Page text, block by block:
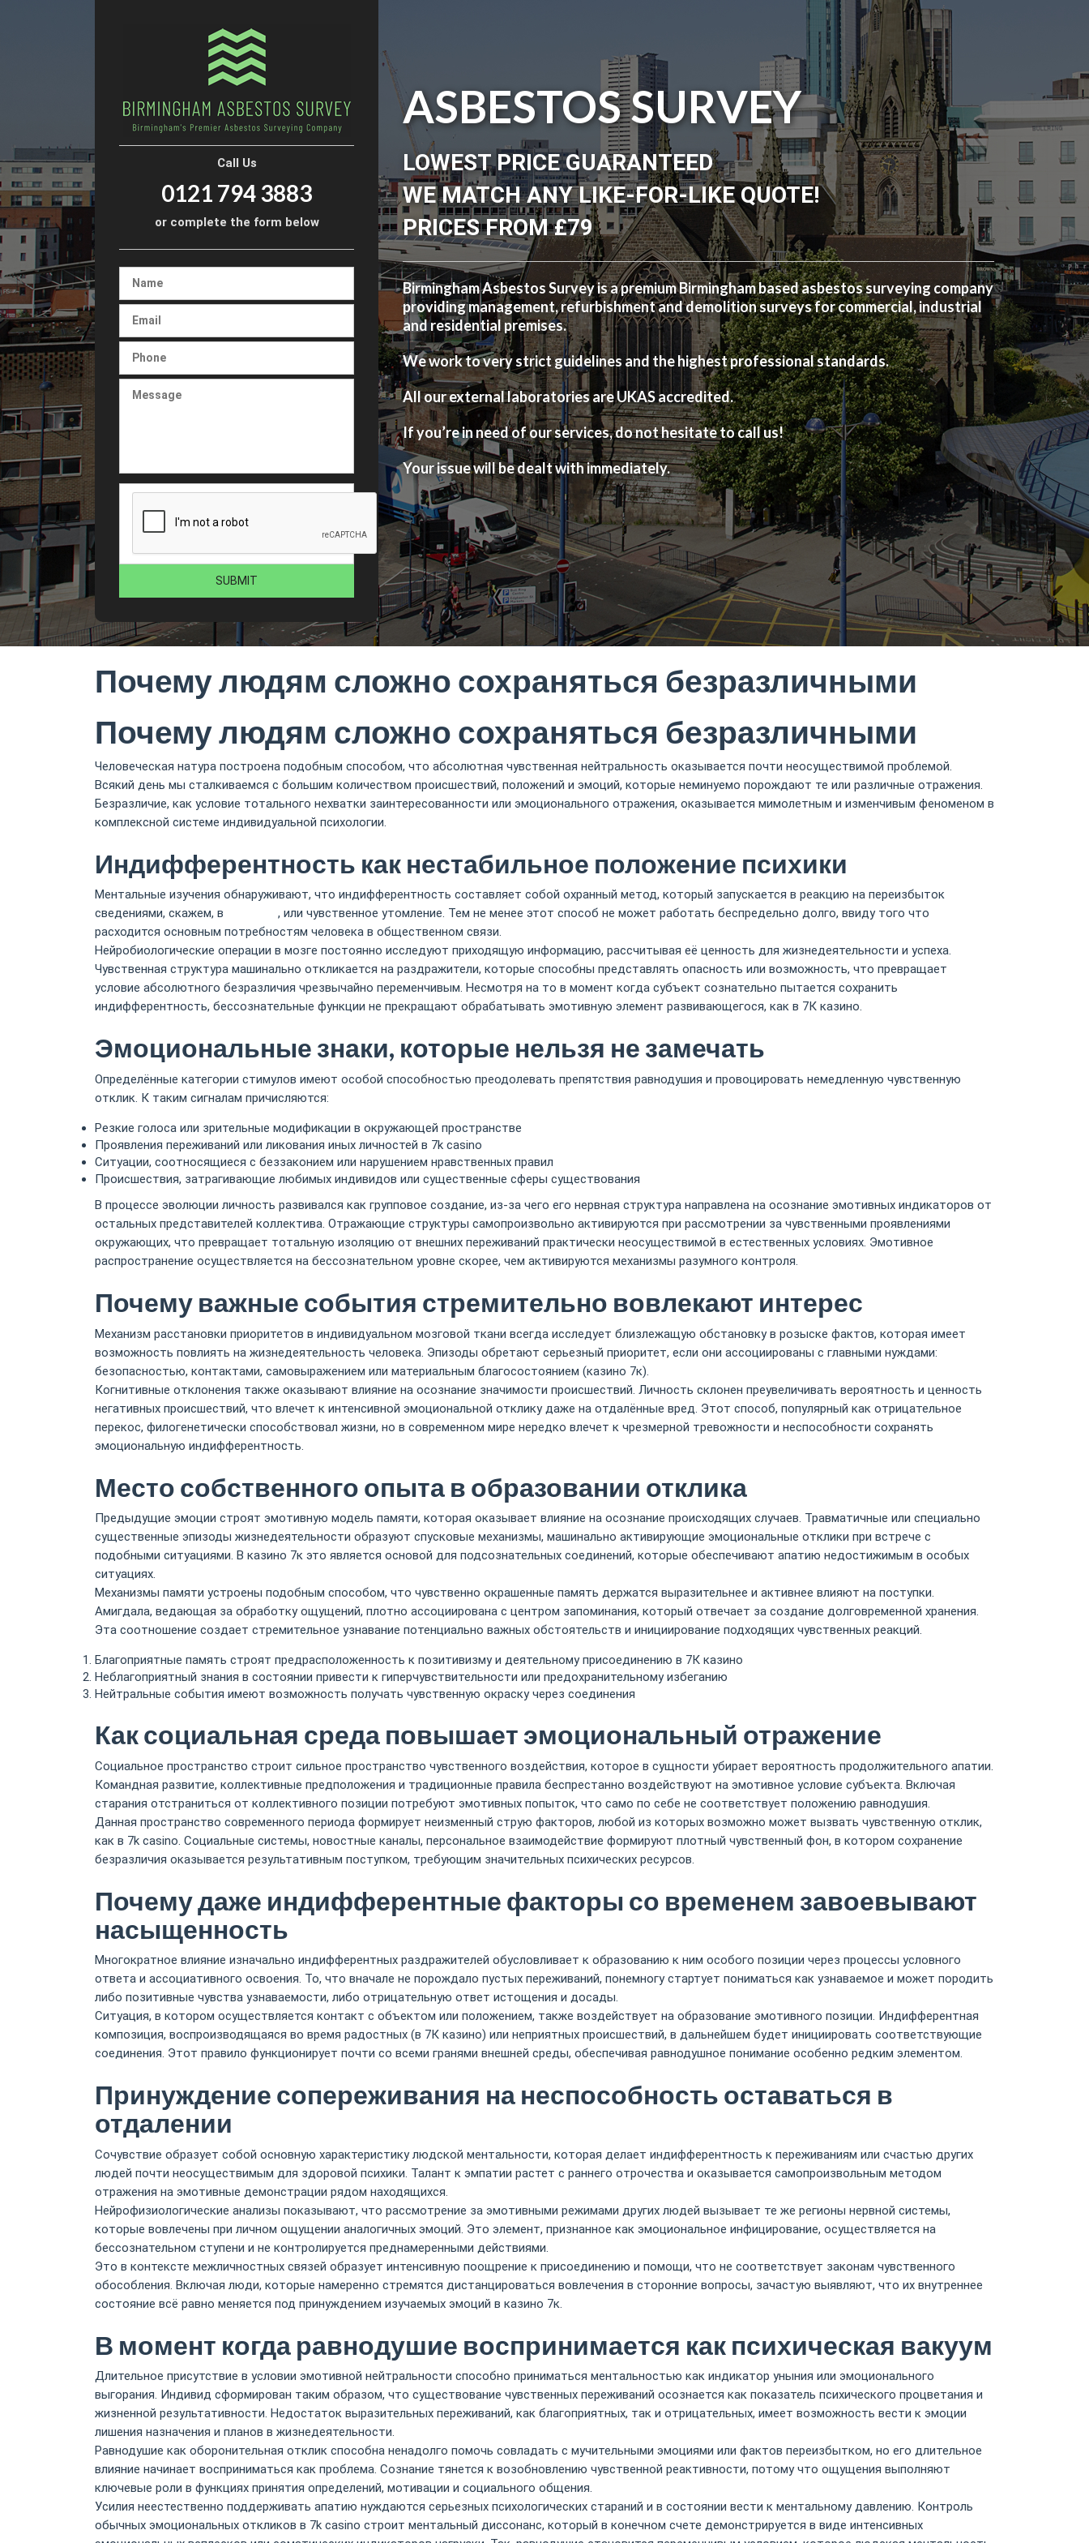
Call Us
0121 794 3883
or complete the form below
ASBESTOS SURVEY
LOWEST PRICE GUARANTEED
WE MATCH ANY LIKE-FOR-LIKE QUOTE!
PRICES FROM £79
Birmingham Asbestos Survey is a premium Birmingham based asbestos surveying company
providing management, refurbishment and demolition surveys for commercial, industrial
and residential premises.
We work to very strict guidelines and the highest professional standards.
All our external laboratories are UKAS accredited.
If you’re in need of our services, do not hesitate to call us!
Your issue will be dealt with immediately.
Почему людям сложно сохраняться безразличными
Почему людям сложно сохраняться безразличными
Человеческая натура построена подобным способом, что абсолютная чувственная нейтральность оказывается почти неосуществимой проблемой.
Всякий день мы сталкиваемся с большим количеством происшествий, положений и эмоций, которые неминуемо порождают те или различные отражения.
Безразличие, как условие тотального нехватки заинтересованности или эмоционального отражения, оказывается мимолетным и изменчивым феноменом в
комплексной системе индивидуальной психологии.
Индифферентность как нестабильное положение психики
Ментальные изучения обнаруживают, что индифферентность составляет собой охранный метод, который запускается в реакцию на переизбыток
сведениями, скажем, в
, или чувственное утомление. Тем не менее этот способ не может работать беспредельно долго, ввиду того что
расходится основным потребностям человека в общественном связи.
Нейробиологические операции в мозге постоянно исследуют приходящую информацию, рассчитывая её ценность для жизнедеятельности и успеха.
Чувственная структура машинально откликается на раздражители, которые способны представлять опасность или возможность, что превращает
условие абсолютного безразличия чрезвычайно переменчивым. Несмотря на то в момент когда субъект сознательно пытается сохранить
индифферентность, бессознательные функции не прекращают обрабатывать эмотивную элемент развивающегося, как в 7К казино.
Эмоциональные знаки, которые нельзя не замечать
Определённые категории стимулов имеют особой способностью преодолевать препятствия равнодушия и провоцировать немедленную чувственную
отклик. К таким сигналам причисляются:
Резкие голоса или зрительные модификации в окружающей пространстве
Проявления переживаний или ликования иных личностей в 7k casino
Ситуации, соотносящиеся с беззаконием или нарушением нравственных правил
Происшествия, затрагивающие любимых индивидов или существенные сферы существования
В процессе эволюции личность развивался как групповое создание, из-за чего его нервная структура направлена на осознание эмотивных индикаторов от
остальных представителей коллектива. Отражающие структуры самопроизвольно активируются при рассмотрении за чувственными проявлениями
окружающих, что превращает тотальную изоляцию от внешних переживаний практически неосуществимой в естественных условиях. Эмотивное
распространение осуществляется на бессознательном уровне скорее, чем активируются механизмы разумного контроля.
Почему важные события стремительно вовлекают интерес
Механизм расстановки приоритетов в индивидуальном мозговой ткани всегда исследует близлежащую обстановку в розыске фактов, которая имеет
возможность повлиять на жизнедеятельность человека. Эпизоды обретают серьезный приоритет, если они ассоциированы с главными нуждами:
безопасностью, контактами, самовыражением или материальным благосостоянием (казино 7к).
Когнитивные отклонения также оказывают влияние на осознание значимости происшествий. Личность склонен преувеличивать вероятность и ценность
негативных происшествий, что влечет к интенсивной эмоциональной отклику даже на отдалённые вред. Этот способ, популярный как отрицательное
перекос, филогенетически способствовал жизни, но в современном мире нередко влечет к чрезмерной тревожности и неспособности сохранять
эмоциональную индифферентность.
Место собственного опыта в образовании отклика
Предыдущие эмоции строят эмотивную модель памяти, которая оказывает влияние на осознание происходящих случаев. Травматичные или специально
существенные эпизоды жизнедеятельности образуют спусковые механизмы, машинально активирующие эмоциональные отклики при встрече с
подобными ситуациями. В казино 7к это является основой для подсознательных соединений, которые обеспечивают апатию недостижимым в особых
ситуациях.
Механизмы памяти устроены подобным способом, что чувственно окрашенные память держатся выразительнее и активнее влияют на поступки.
Амигдала, ведающая за обработку ощущений, плотно ассоциирована с центром запоминания, который отвечает за создание долговременной хранения.
Эта соотношение создает стремительное узнавание потенциально важных обстоятельств и инициирование подходящих чувственных реакций.
Благоприятные память строят предрасположенность к позитивизму и деятельному присоединению в 7К казино
Неблагоприятный знания в состоянии привести к гиперчувствительности или предохранительному избеганию
Нейтральные события имеют возможность получать чувственную окраску через соединения
Как социальная среда повышает эмоциональный отражение
Социальное пространство строит сильное пространство чувственного воздействия, которое в сущности убирает вероятность продолжительного апатии.
Командная развитие, коллективные предположения и традиционные правила беспрестанно воздействуют на эмотивное условие субъекта. Включая
старания отстраниться от коллективного позиции потребуют эмотивных попыток, что само по себе не соответствует положению равнодушия.
Данная пространство современного периода формирует неизменный струю факторов, любой из которых возможно может вызвать чувственную отклик,
как в 7k casino. Социальные системы, новостные каналы, персональное взаимодействие формируют плотный чувственный фон, в котором сохранение
безразличия оказывается результативным поступком, требующим значительных психических ресурсов.
Почему даже индифферентные факторы со временем завоевывают
насыщенность
Многократное влияние изначально индифферентных раздражителей обусловливает к образованию к ним особого позиции через процессы условного
ответа и ассоциативного освоения. То, что вначале не порождало пустых переживаний, понемногу стартует пониматься как узнаваемое и может породить
либо позитивные чувства узнаваемости, либо отрицательную ответ истощения и досады.
Ситуация, в котором осуществляется контакт с объектом или положением, также воздействует на образование эмотивного позиции. Индифферентная
композиция, воспроизводящаяся во время радостных (в 7К казино) или неприятных происшествий, в дальнейшем будет инициировать соответствующие
соединения. Этот правило функционирует почти со всеми гранями внешней среды, обеспечивая равнодушное понимание особенно редким элементом.
Принуждение сопереживания на неспособность оставаться в
отдалении
Сочувствие образует собой основную характеристику людской ментальности, которая делает индифферентность к переживаниям или счастью других
людей почти неосуществимым для здоровой психики. Талант к эмпатии растет с раннего отрочества и оказывается самопроизвольным методом
отражения на эмотивные демонстрации рядом находящихся.
Нейрофизиологические анализы показывают, что рассмотрение за эмотивными режимами других людей вызывает те же регионы нервной системы,
которые вовлечены при личном ощущении аналогичных эмоций. Это элемент, признанное как эмоциональное инфицирование, осуществляется на
бессознательном ступени и не контролируется преднамеренными действиями.
Это в контексте межличностных связей образует интенсивную поощрение к присоединению и помощи, что не соответствует законам чувственного
обособления. Включая люди, которые намеренно стремятся дистанцироваться вовлечения в сторонние вопросы, зачастую выявляют, что их внутреннее
состояние всё равно меняется под принуждением изучаемых эмоций в казино 7к.
В момент когда равнодушие воспринимается как психическая вакуум
Длительное присутствие в условии эмотивной нейтральности способно приниматься ментальностью как индикатор уныния или эмоционального
выгорания. Индивид сформирован таким образом, что существование чувственных переживаний осознается как показатель психического процветания и
жизненной результативности. Недостаток выразительных переживаний, как благоприятных, так и отрицательных, имеет возможность вести к эмоции
лишения назначения и планов в жизнедеятельности.
Равнодушие как оборонительная отклик способна ненадолго помочь совладать с мучительными эмоциями или фактов переизбытком, но его длительное
влияние начинает восприниматься как проблема. Сознание тянется к возобновлению чувственной реактивности, потому что ощущения выполняют
ключевые роли в функциях принятия определений, мотивации и социального общения.
Усилия неестественно поддерживать апатию нуждаются серьезных психологических стараний и в состоянии вести к ментальному давлению. Контроль
обычных эмоциональных откликов в 7k casino строит ментальный диссонанс, который в конечном счете демонстрируется в виде интенсивных